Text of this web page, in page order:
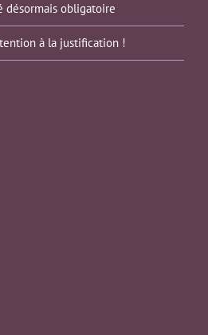
désormais obligatoire
à la justification !